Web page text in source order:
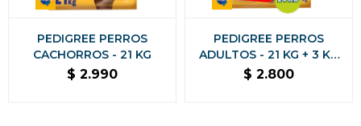
PEDIGREE PERROS
CACHORROS - 21 KG
$ 2.990
PEDIGREE PERROS
ADULTOS - 21 KG + 3 KG
DE REGALO
$ 2.800